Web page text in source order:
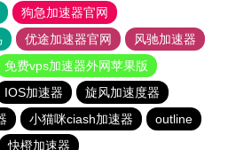
狗急加速器官网
优途加速器官网
风驰加速器
免费vps加速器外网苹果版
IOS加速器
旋风加速度器
小猫咪ciash加速器
outline
快橙加速器